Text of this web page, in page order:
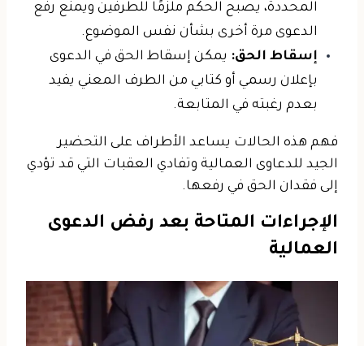
المحددة، يصبح الحكم ملزمًا للطرفين ويمنع رفع
الدعوى مرة أخرى بشأن نفس الموضوع.
إسقاط الحق: يمكن إسقاط الحق في الدعوى
بإعلان رسمي أو كتابي من الطرف المعني يفيد
بعدم رغبته في المتابعة.
فهم هذه الحالات يساعد الأطراف على التحضير
الجيد للدعاوى العمالية وتفادي العقبات التي قد تؤدي
إلى فقدان الحق في رفعها.
الإجراءات المتاحة بعد رفض الدعوى
العمالية